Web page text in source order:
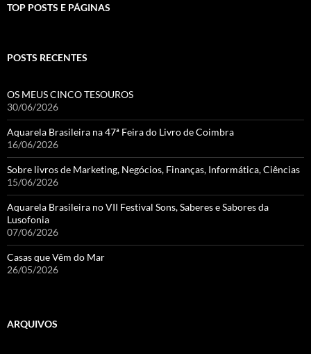
TOP POSTS E PÁGINAS
POSTS RECENTES
OS MEUS CINCO TESOUROS
30/06/2026
Aquarela Brasileira na 47ª Feira do Livro de Coimbra
16/06/2026
Sobre livros de Marketing, Negócios, Finanças, Informática, Ciências
15/06/2026
Aquarela Brasileira no VII Festival Sons, Saberes e Sabores da
Lusofonia
07/06/2026
Casas que Vêm do Mar
26/05/2026
ARQUIVOS